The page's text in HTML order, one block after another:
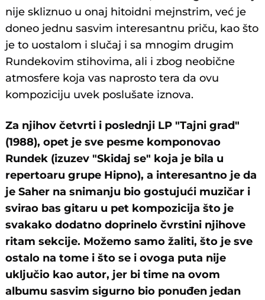
nije skliznuo u onaj hitoidni mejnstrim, već je
doneo jednu sasvim interesantnu priču, kao što
je to uostalom i slučaj i sa mnogim drugim
Rundekovim stihovima, ali i zbog neobične
atmosfere koja vas naprosto tera da ovu
kompoziciju uvek poslušate iznova.
Za njihov četvrti i poslednji LP "Tajni grad"
(1988), opet je sve pesme komponovao
Rundek (izuzev "Skidaj se" koja je bila u
repertoaru grupe Hipno), a interesantno je da
je Saher na snimanju bio gostujući muzičar i
svirao bas gitaru u pet kompozicija što je
svakako dodatno doprinelo čvrstini njihove
ritam sekcije. Možemo samo žaliti, što je sve
ostalo na tome i što se i ovoga puta nije
uključio kao autor, jer bi time na ovom
albumu sasvim sigurno bio ponuđen jedan